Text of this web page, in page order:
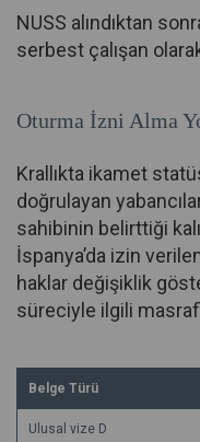
NUSS alındıktan
serbest çalışan
Oturma İzni Alma
Krallıkta ikamet
doğrulayan
sahibinin belirttiği
İspanya’da izin
haklar değişiklik
süreciyle ilgili
Belge Türü
Ulusal vize D